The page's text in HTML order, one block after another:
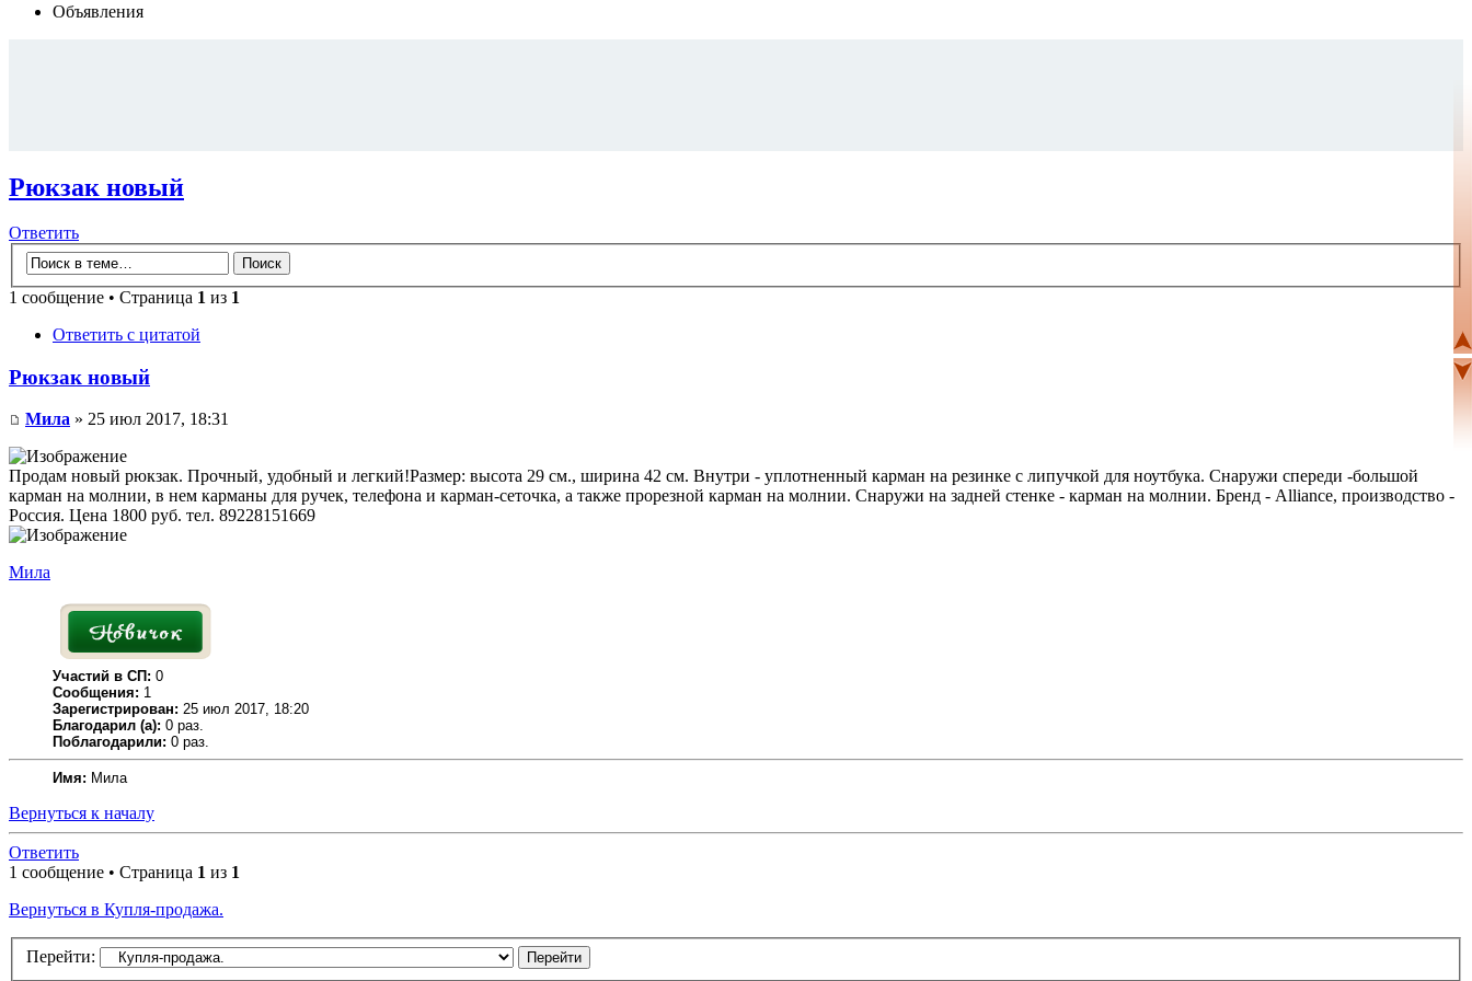
Объявления
Рюкзак новый
Ответить
1 сообщение • Страница 1 из 1
Ответить с цитатой
Рюкзак новый
Мила » 25 июл 2017, 18:31
Продам новый рюкзак. Прочный, удобный и легкий!Размер: высота 29 см., ширина 42 см. Внутри - уплотненный карман на резинке с липучкой для ноутбука. Снаружи спереди -большой
карман на молнии, в нем карманы для ручек, телефона и карман-сеточка, а также прорезной карман на молнии. Снаружи на задней стенке - карман на молнии. Бренд - Alliance, производство -
Россия. Цена 1800 руб. тел. 89228151669
Мила
Участий в СП: 0
Сообщения: 1
Зарегистрирован: 25 июл 2017, 18:20
Благодарил (а): 0 раз.
Поблагодарили: 0 раз.
Имя: Мила
Вернуться к началу
Ответить
1 сообщение • Страница 1 из 1
Вернуться в Купля-продажа.
Перейти: